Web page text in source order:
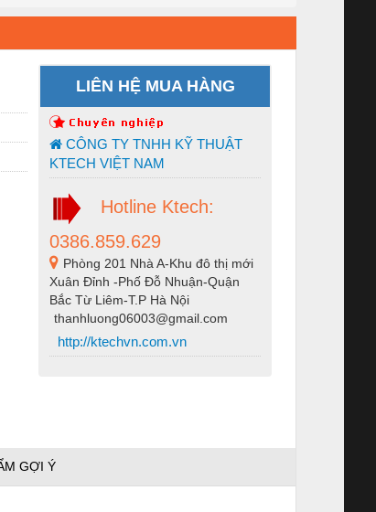
LIÊN HỆ MUA HÀNG
CÔNG TY TNHH KỸ THUẬT
KTECH VIỆT NAM
Hotline Ktech:
0386.859.629
Phòng 201 Nhà A-Khu đô thị mới
Xuân Đỉnh -Phố Đỗ Nhuận-Quận
Bắc Từ Liêm-T.P Hà Nội
thanhluong06003@gmail.com
http://ktechvn.com.vn
GỢI Ý